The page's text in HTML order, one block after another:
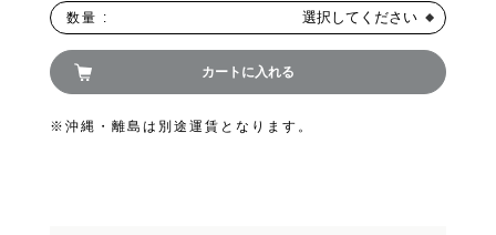
数量 : 選択してください
カートに入れる
※沖縄・離島は別途運賃となります。